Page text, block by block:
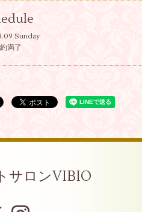
Sunday
満了
サロンVIBIO